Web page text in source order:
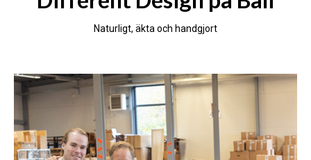
Naturligt, äkta och handgjort